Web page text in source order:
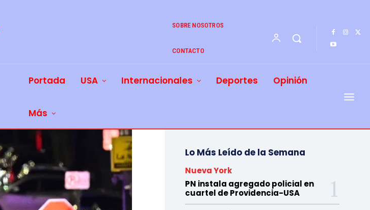
SOBRE NOSOTROS
CONTACTO
Portada USA Internacionales Deportes Opinión
Más
Lo Más Leído de la Semana
Nueva York
PN instala agregado policial en
cuartel de Providencia-USA